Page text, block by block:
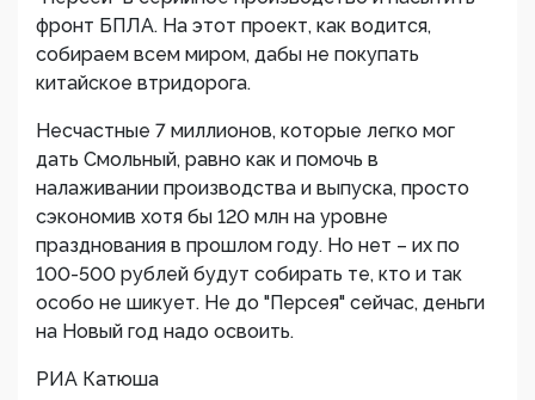
фронт БПЛА. На этот проект, как водится,
собираем всем миром, дабы не покупать
китайское втридорога.
Несчастные 7 миллионов, которые легко мог
дать Смольный, равно как и помочь в
налаживании производства и выпуска, просто
сэкономив хотя бы 120 млн на уровне
празднования в прошлом году. Но нет – их по
100-500 рублей будут собирать те, кто и так
особо не шикует. Не до "Персея" сейчас, деньги
на Новый год надо освоить.
РИА Катюша